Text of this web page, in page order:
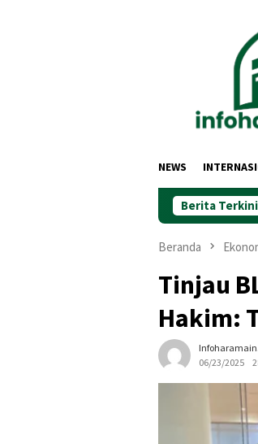
NEWS
Berita Terkini
Beranda
Tinjau
Hakim:
06/23/2025